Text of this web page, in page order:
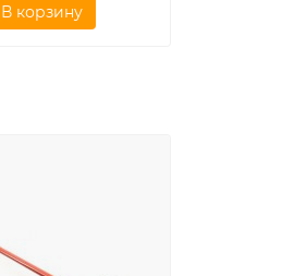
В корзину